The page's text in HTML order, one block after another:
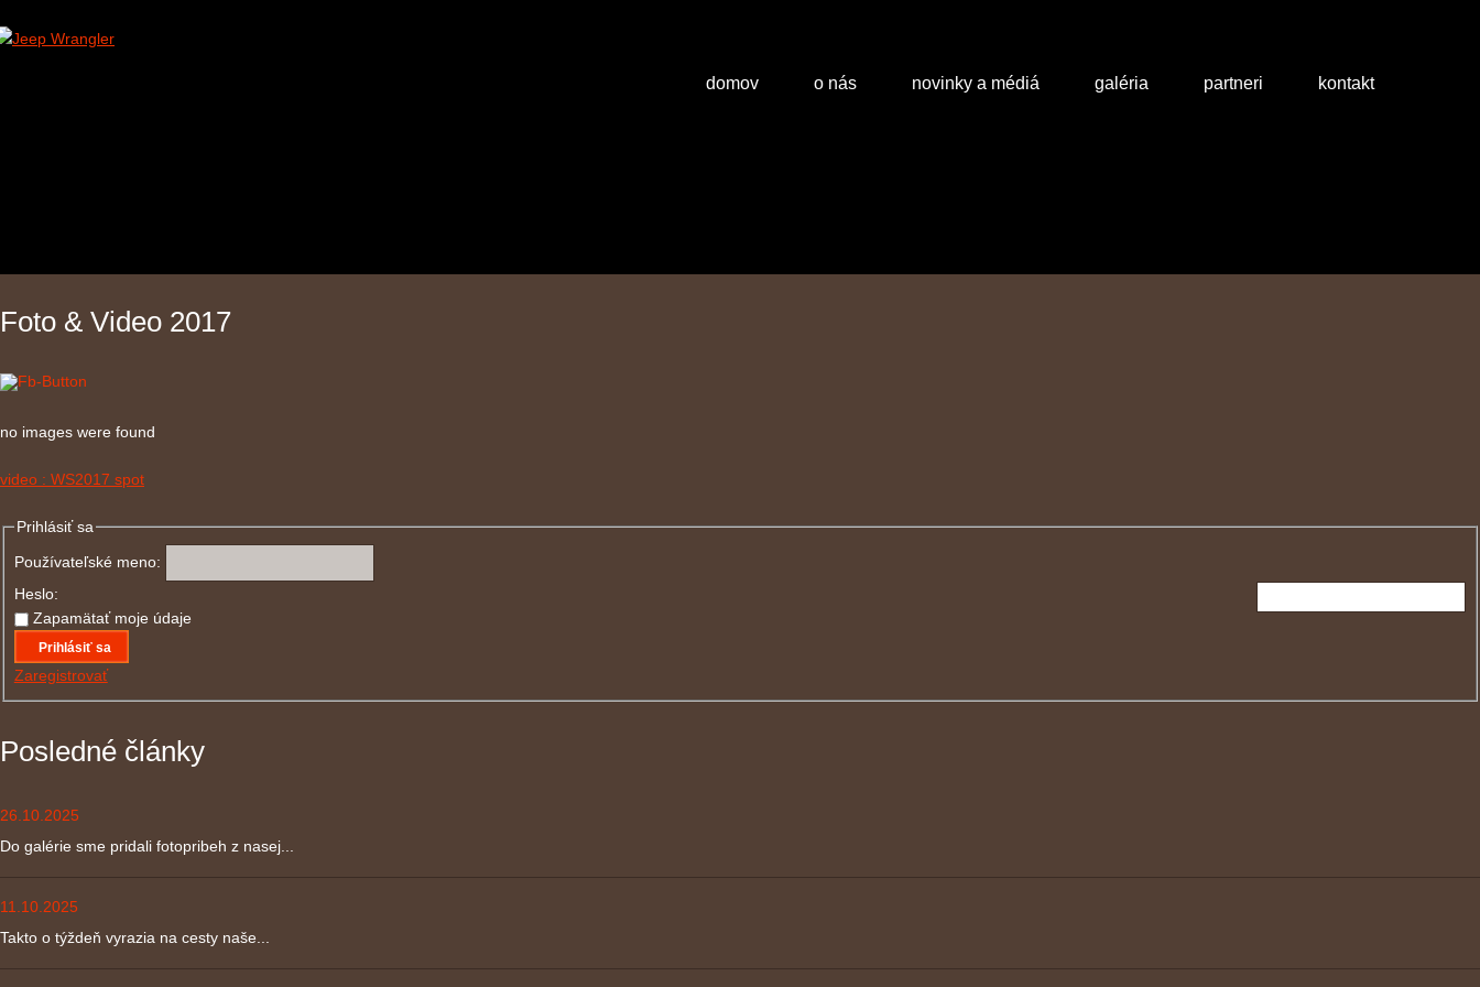
domov o nás novinky a médiá galéria partneri kontakt
Foto & Video 2017
no images were found
video : WS2017 spot
Prihlásiť sa
Používateľské meno:
Heslo:
Zapamätať moje údaje
Prihlásiť sa
Zaregistrovať
Posledné články
26.10.2025
Do galérie sme pridali fotopribeh z nasej...
11.10.2025
Takto o týždeň vyrazia na cesty naše...